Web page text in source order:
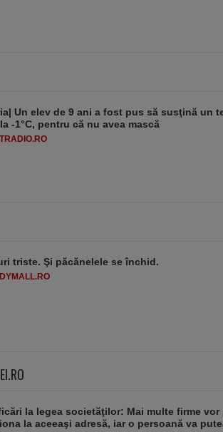
Un elev de 9 ani a fost pus să susţină un
-1°C, pentru că nu avea mască
triste. Şi păcănelele se închid.
la legea societăţilor: Mai multe firme vor
la aceeaşi adresă, iar o persoană va